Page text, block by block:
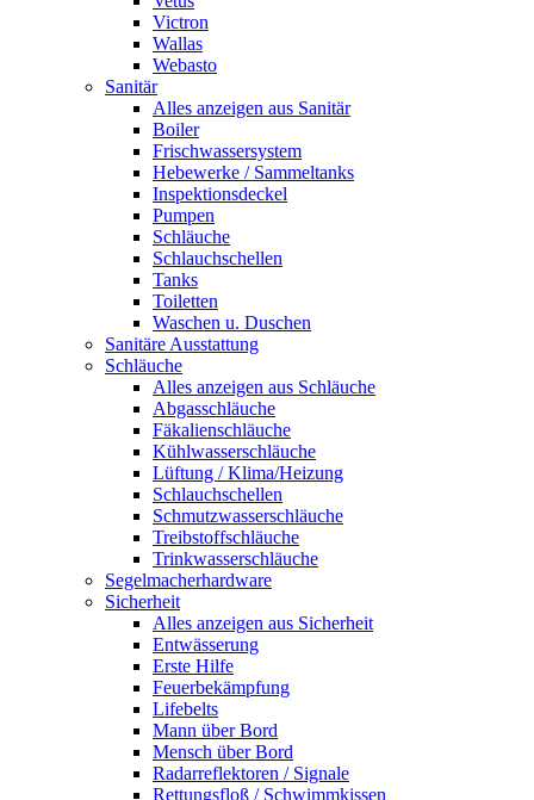
Victron
Wallas
Webasto
Sanitär
Alles anzeigen aus Sanitär
Boiler
Frischwassersystem
Hebewerke / Sammeltanks
Inspektionsdeckel
Pumpen
Schläuche
Schlauchschellen
Tanks
Toiletten
Waschen u. Duschen
Sanitäre Ausstattung
Schläuche
Alles anzeigen aus Schläuche
Abgasschläuche
Fäkalienschläuche
Kühlwasserschläuche
Lüftung / Klima/Heizung
Schlauchschellen
Schmutzwasserschläuche
Treibstoffschläuche
Trinkwasserschläuche
Segelmacherhardware
Sicherheit
Alles anzeigen aus Sicherheit
Entwässerung
Erste Hilfe
Feuerbekämpfung
Lifebelts
Mann über Bord
Mensch über Bord
Radarreflektoren / Signale
Rettungsfloß / Schwimmkissen